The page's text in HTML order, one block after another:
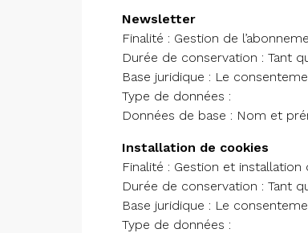
Newsletter
Finalité : Gestion de
Durée de conservation : Tant
Base juridique : Le
Type de données :
Données de base : Nom et
Installation de cookies
Finalité : Gestion et installation
Durée de conservation : Tant
Base juridique : Le
Type de données :